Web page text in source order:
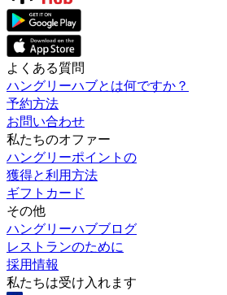
よくある質問
ハングリーハブとは何ですか？
予約方法
お問い合わせ
私たちのオファー
ハングリーポイントの
獲得と利用方法
ギフトカード
その他
ハングリーハブブログ
レストランのために
採用情報
私たちは受け入れます